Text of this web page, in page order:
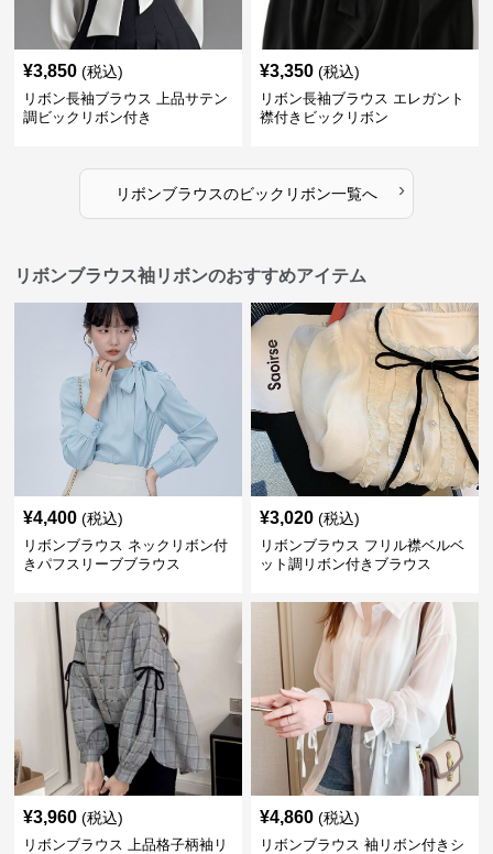
¥3,850 (税込)
リボン長袖ブラウス 上品サテン
調ビックリボン付き
¥3,350 (税込)
リボン長袖ブラウス エレガント
襟付きビックリボン
リボンブラウスのビックリボン一覧へ ›
リボンブラウス袖リボンのおすすめアイテム
¥4,400 (税込)
リボンブラウス ネックリボン付
きパフスリーブブラウス
¥3,020 (税込)
リボンブラウス フリル襟ベルベ
ット調リボン付きブラウス
¥3,960 (税込)
リボンブラウス 上品格子柄袖リ
¥4,860 (税込)
リボンブラウス 袖リボン付きシ